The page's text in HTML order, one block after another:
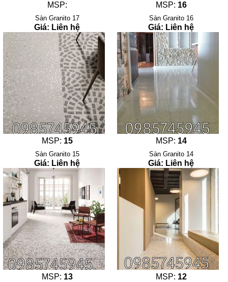
MSP:
Sàn Granito 17
Giá: Liên hệ
MSP: 16
Sàn Granito 16
Giá: Liên hệ
MSP: 15
Sàn Granito 15
Giá: Liên hệ
MSP: 14
Sàn Granito 14
Giá: Liên hệ
MSP: 13 MSP: 12